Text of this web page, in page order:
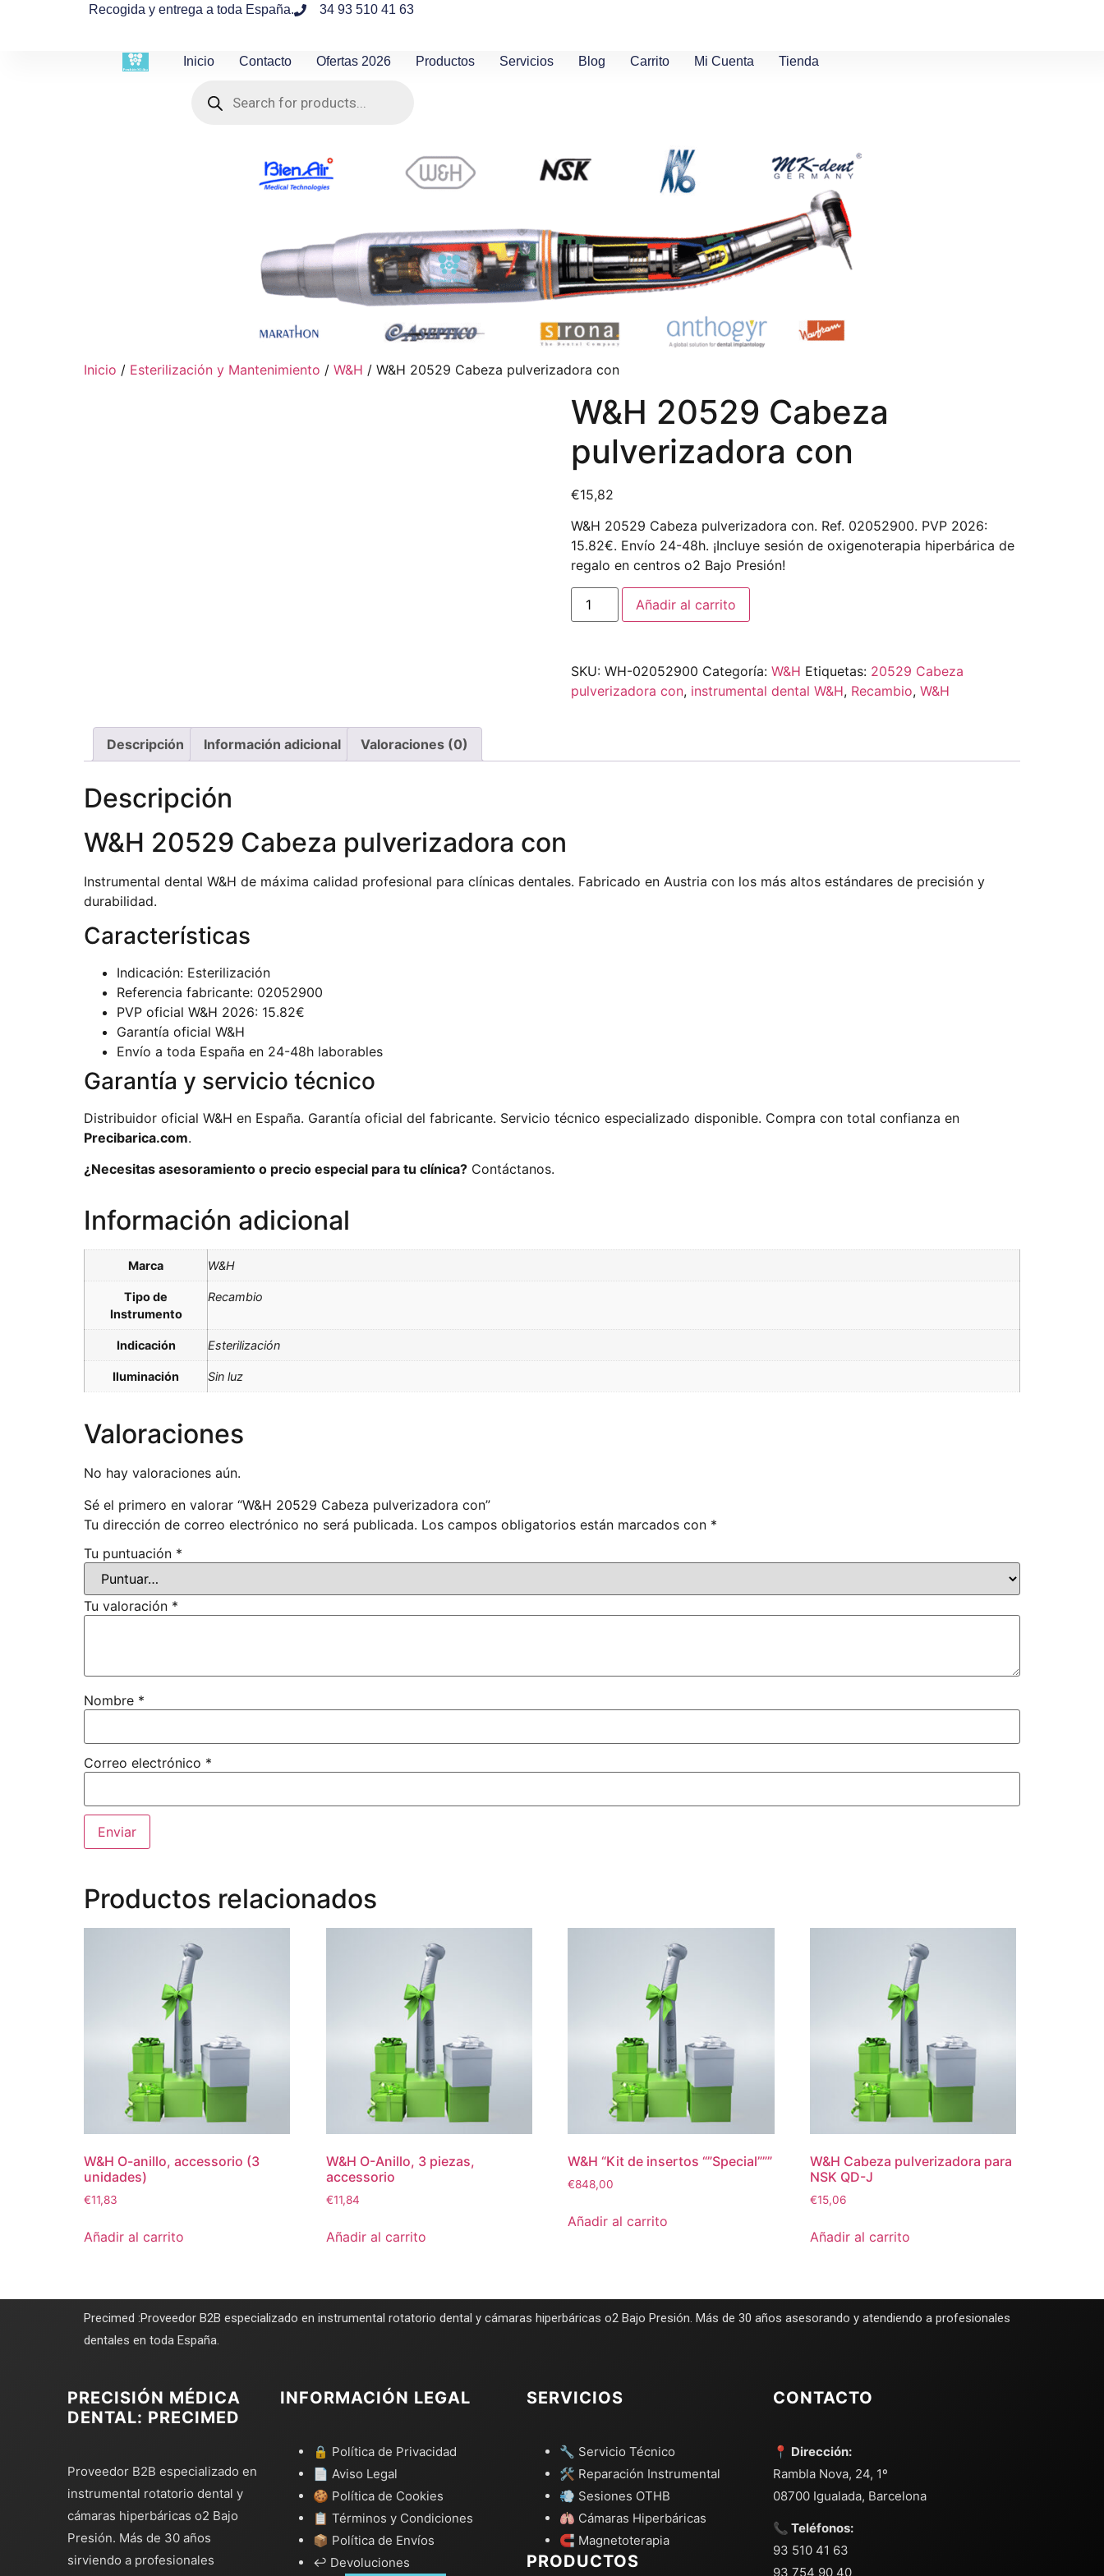
Recogida y entrega a toda España. 34 93 510 41 63
Inicio Contacto Ofertas 2026 Productos Servicios Blog Carrito Mi Cuenta Tienda
Inicio / Esterilización y Mantenimiento / W&H / W&H 20529 Cabeza pulverizadora con
W&H 20529 Cabeza
pulverizadora con
€15,82
W&H 20529 Cabeza pulverizadora con. Ref. 02052900. PVP 2026:
15.82€. Envío 24-48h. ¡Incluye sesión de oxigenoterapia hiperbárica de
regalo en centros o2 Bajo Presión!
Añadir al carrito
SKU: WH-02052900 Categoría: W&H Etiquetas: 20529 Cabeza
pulverizadora con, instrumental dental W&H, Recambio, W&H
Descripción Información adicional Valoraciones (0)
Descripción
W&H 20529 Cabeza pulverizadora con
Instrumental dental W&H de máxima calidad profesional para clínicas dentales. Fabricado en Austria con los más altos estándares de precisión y
durabilidad.
Características
Indicación: Esterilización
Referencia fabricante: 02052900
PVP oficial W&H 2026: 15.82€
Garantía oficial W&H
Envío a toda España en 24-48h laborables
Garantía y servicio técnico
Distribuidor oficial W&H en España. Garantía oficial del fabricante. Servicio técnico especializado disponible. Compra con total confianza en
Precibarica.com.
¿Necesitas asesoramiento o precio especial para tu clínica? Contáctanos.
Información adicional
Marca W&H
Tipo de
Instrumento
Recambio
Indicación Esterilización
Iluminación Sin luz
Valoraciones
No hay valoraciones aún.
Sé el primero en valorar “W&H 20529 Cabeza pulverizadora con”
Tu dirección de correo electrónico no será publicada. Los campos obligatorios están marcados con *
Tu puntuación *
Tu valoración *
Nombre *
Correo electrónico *
Productos relacionados
W&H O-anillo, accessorio (3
unidades)
€11,83
Añadir al carrito
W&H O-Anillo, 3 piezas,
accessorio
€11,84
Añadir al carrito
W&H “Kit de insertos “”Special”””
€848,00
Añadir al carrito
W&H Cabeza pulverizadora para
NSK QD-J
€15,06
Añadir al carrito
Precimed :Proveedor B2B especializado en instrumental rotatorio dental y cámaras hiperbáricas o2 Bajo Presión. Más de 30 años asesorando y atendiendo a profesionales
dentales en toda España.
PRECISIÓN MÉDICA
DENTAL: PRECIMED
Proveedor B2B especializado en
instrumental rotatorio dental y
cámaras hiperbáricas o2 Bajo
Presión. Más de 30 años
sirviendo a profesionales
INFORMACIÓN LEGAL
🔒 Política de Privacidad
📄 Aviso Legal
🍪 Política de Cookies
📋 Términos y Condiciones
📦 Política de Envíos
↩️ Devoluciones
SERVICIOS
🔧 Servicio Técnico
🛠️ Reparación Instrumental
💨 Sesiones OTHB
🫁 Cámaras Hiperbáricas
🧲 Magnetoterapia
PRODUCTOS
CONTACTO
📍 Dirección:
Rambla Nova, 24, 1º
08700 Igualada, Barcelona
📞 Teléfonos:
93 510 41 63
93 754 90 40